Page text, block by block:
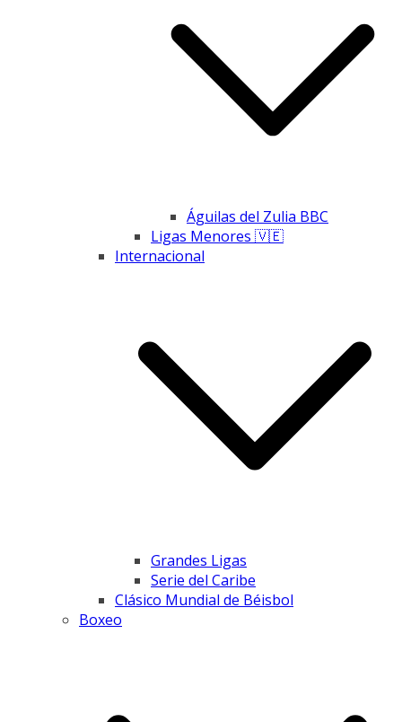
Águilas del Zulia BBC
Ligas Menores 🇻🇪
Internacional
Grandes Ligas
Serie del Caribe
Clásico Mundial de Béisbol
Boxeo